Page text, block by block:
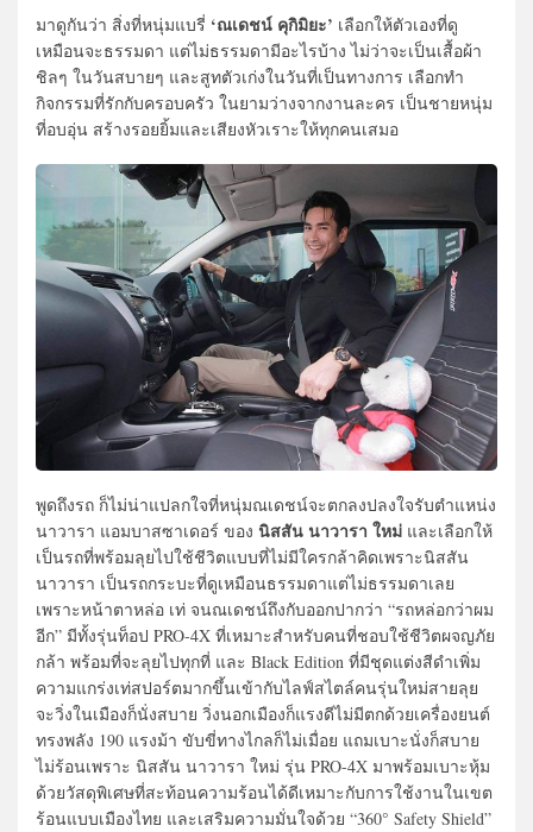
มาดูกันว่า สิ่งที่หนุ่มแบรี่ ‘ณเดชน์ คุกิมิยะ’ เลือกให้ตัวเองที่ดู
เหมือนจะธรรมดา แต่ไม่ธรรมดามีอะไรบ้าง ไม่ว่าจะเป็นเสื้อผ้า
ชิลๆ ในวันสบายๆ และสูทตัวเก่งในวันที่เป็นทางการ เลือกทำ
กิจกรรมที่รักกับครอบครัว ในยามว่างจากงานละคร เป็นชายหนุ่ม
ที่อบอุ่น สร้างรอยยิ้มและเสียงหัวเราะให้ทุกคนเสมอ
พูดถึงรถ ก็ไม่น่าแปลกใจที่หนุ่มณเดชน์จะตกลงปลงใจรับตำแหน่ง
นาวารา แอมบาสซาเดอร์ ของ นิสสัน นาวารา ใหม่ และเลือกให้
เป็นรถที่พร้อมลุยไปใช้ชีวิตแบบที่ไม่มีใครกล้าคิดเพราะนิสสัน
นาวารา เป็นรถกระบะที่ดูเหมือนธรรมดาแต่ไม่ธรรมดาเลย
เพราะหน้าตาหล่อ เท่ จนณเดชน์ถึงกับออกปากว่า “รถหล่อกว่าผม
อีก” มีทั้งรุ่นท็อป PRO-4X ที่เหมาะสำหรับคนที่ชอบใช้ชีวิตผจญภัย
กล้า พร้อมที่จะลุยไปทุกที่ และ Black Edition ที่มีชุดแต่งสีดำเพิ่ม
ความแกร่งเท่สปอร์ตมากขึ้นเข้ากับไลฟ์สไตล์คนรุ่นใหม่สายลุย
จะวิ่งในเมืองก็นั่งสบาย วิ่งนอกเมืองก็แรงดีไม่มีตกด้วยเครื่องยนต์
ทรงพลัง 190 แรงม้า ขับขี่ทางไกลก็ไม่เมื่อย แถมเบาะนั่งก็สบาย
ไม่ร้อนเพราะ นิสสัน นาวารา ใหม่ รุ่น PRO-4X มาพร้อมเบาะหุ้ม
ด้วยวัสดุพิเศษที่สะท้อนความร้อนได้ดีเหมาะกับการใช้งานในเขต
ร้อนแบบเมืองไทย และเสริมความมั่นใจด้วย “360° Safety Shield”